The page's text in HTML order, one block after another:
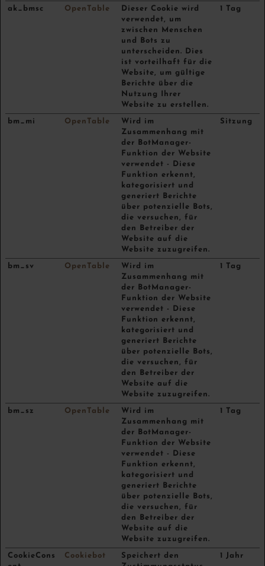
ak_bmsc OpenTable
Dieser Cookie wird
verwendet, um
zwischen Menschen
und Bots zu
unterscheiden. Dies
ist vorteilhaft für die
Website, um gültige
Berichte über die
Nutzung Ihrer
Website zu erstellen.
1 Tag
bm_mi OpenTable
Wird im
Zusammenhang mit
der BotManager-
Funktion der Website
verwendet - Diese
Funktion erkennt,
kategorisiert und
generiert Berichte
über potenzielle Bots,
die versuchen, für
den Betreiber der
Website auf die
Website zuzugreifen.
Sitzung
bm_sv OpenTable
Wird im
Zusammenhang mit
der BotManager-
Funktion der Website
verwendet - Diese
Funktion erkennt,
kategorisiert und
generiert Berichte
über potenzielle Bots,
die versuchen, für
den Betreiber der
Website auf die
Website zuzugreifen.
1 Tag
bm_sz OpenTable
Wird im
Zusammenhang mit
der BotManager-
Funktion der Website
verwendet - Diese
Funktion erkennt,
kategorisiert und
generiert Berichte
über potenzielle Bots,
die versuchen, für
den Betreiber der
Website auf die
Website zuzugreifen.
1 Tag
CookieCons
Cookiebot
Speichert den
1 Jahr